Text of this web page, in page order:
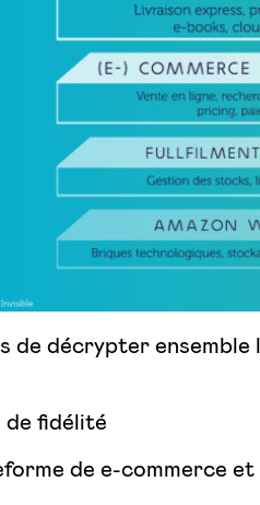
de décrypter ensemble
de fidélité
de e-commerce